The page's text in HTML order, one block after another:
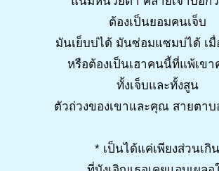
ต้องเป็นยอมคนเจ็บ
มันเย็บบ่ได้ มันซ่อมแซมบ่ได้ เมื่
หรือต้องเป็นเฮาคนนี้ที่แพ้เข
ทั้งเจ็บและทั้งสูน
ตัวถ่วงของเขาและคุณ สายตา
* เป็นได้แค่เพียงส่วนเกิน